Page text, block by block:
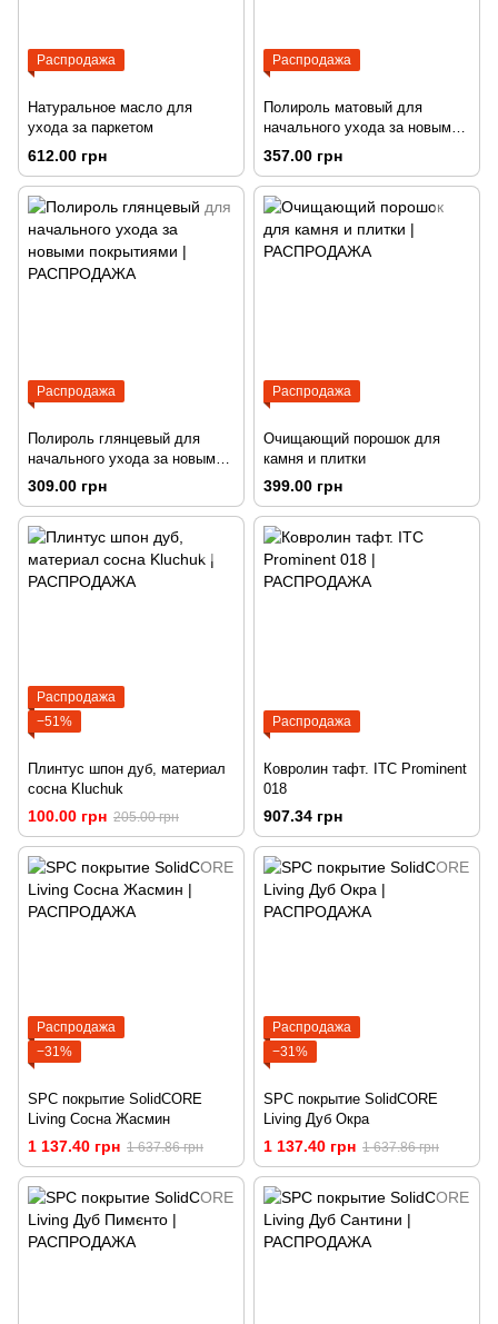
Распродажа
Натуральное масло для
ухода за паркетом
612.00 грн
Распродажа
Полироль матовый для
начального ухода за новыми
покрытиями
357.00 грн
Распродажа
Полироль глянцевый для
начального ухода за новыми
покрытиями
309.00 грн
Распродажа
Очищающий порошок для
камня и плитки
399.00 грн
Распродажа
−51%
Плинтус шпон дуб, материал
сосна Kluchuk
100.00 грн 205.00 грн
Распродажа
Ковролин тафт. ITC Prominent
018
907.34 грн
Распродажа
−31%
SPC покрытие SolidCORE
Living Сосна Жасмин
1 137.40 грн 1 637.86 грн
Распродажа
−31%
SPC покрытие SolidCORE
Living Дуб Окра
1 137.40 грн 1 637.86 грн